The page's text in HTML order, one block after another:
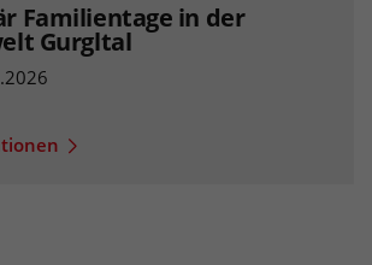
Familientage in der
Gurgltal